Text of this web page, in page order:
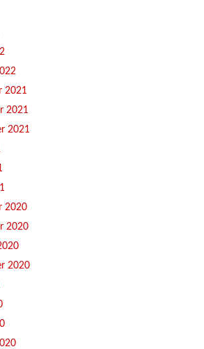
2021
2021
2021
2020
2020
2020